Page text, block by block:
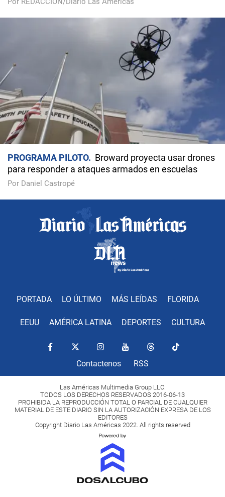
PROGRAMA PILOTO
Broward proyecta usar drones
para responder a ataques armados en escuelas
Por Daniel Castropé
PORTADA LO ÚLTIMO MÁS LEÍDAS FLORIDA
EEUU AMÉRICA LATINA DEPORTES CULTURA
Contactenos RSS
Las Américas Multimedia Group LLC.
TODOS LOS DERECHOS RESERVADOS 2016-06-13
PROHIBIDA LA REPRODUCCIÓN TOTAL O PARCIAL DE CUALQUIER
MATERIAL DE ESTE DIARIO SIN LA AUTORIZACIÓN EXPRESA DE LOS
EDITORES
Copyright Diario Las Américas 2022. All rights reserved